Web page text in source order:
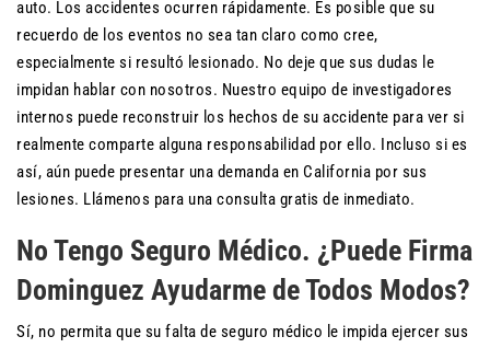
auto. Los accidentes ocurren rápidamente. Es posible que su
recuerdo de los eventos no sea tan claro como cree,
especialmente si resultó lesionado. No deje que sus dudas le
impidan hablar con nosotros. Nuestro equipo de investigadores
internos puede reconstruir los hechos de su accidente para ver si
realmente comparte alguna responsabilidad por ello. Incluso si es
así, aún puede presentar una demanda en California por sus
lesiones. Llámenos para una consulta gratis de inmediato.
No Tengo Seguro Médico. ¿Puede Firma
Dominguez Ayudarme de Todos Modos?
Sí, no permita que su falta de seguro médico le impida ejercer sus